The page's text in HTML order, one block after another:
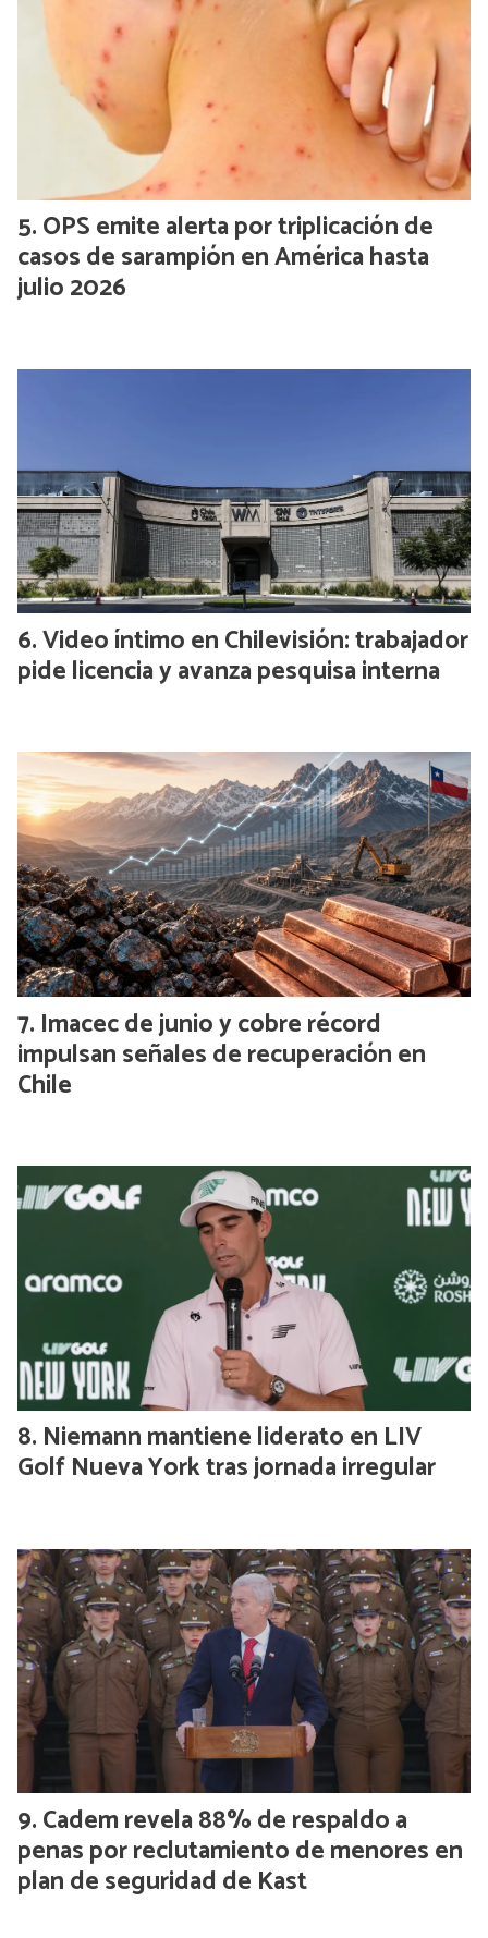
OPS emite alerta por triplicación de
casos de sarampión en América hasta
julio 2026
Video íntimo en Chilevisión: trabajador
pide licencia y avanza pesquisa interna
Imacec de junio y cobre récord
impulsan señales de recuperación en
Chile
Niemann mantiene liderato en LIV
Golf Nueva York tras jornada irregular
Cadem revela 88% de respaldo a
penas por reclutamiento de menores en
plan de seguridad de Kast